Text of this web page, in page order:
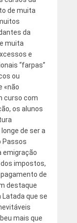
de muita
da
muita
e
“farpas”
ou
«não
curso com
os alunos
de ser a
Passos
emigração
impostos,
de
destaque
Latada que se
mais que